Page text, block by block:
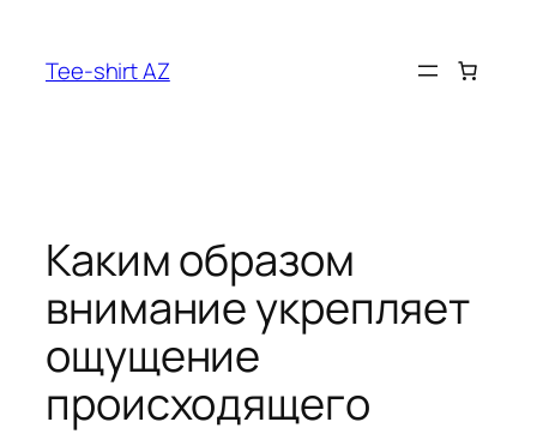
contenu
Tee-shirt AZ
Каким образом
внимание укрепляет
ощущение
происходящего